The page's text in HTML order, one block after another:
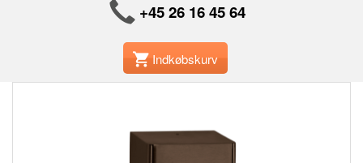
+45 26 16 45 64
Indkøbskurv